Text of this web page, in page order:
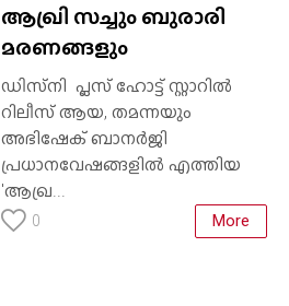
ആഖ്രി സച്ചും ബുരാരി
മരണങ്ങളും
ഡിസ്‌നി പ്ലസ് ഹോട്ട് സ്റ്റാറിൽ
റിലീസ് ആയ, തമന്നയും
അഭിഷേക് ബാനർജി
പ്രധാനവേഷങ്ങളിൽ എത്തിയ
'ആഖ്ര...
0 More